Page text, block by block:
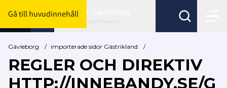
Gå till huvudinnehåll
Byt förbund här
Gävleborg / importerade sidor Gästrikland /
REGLER OCH DIREKTIV
HTTP://INNEBANDY.SE/G